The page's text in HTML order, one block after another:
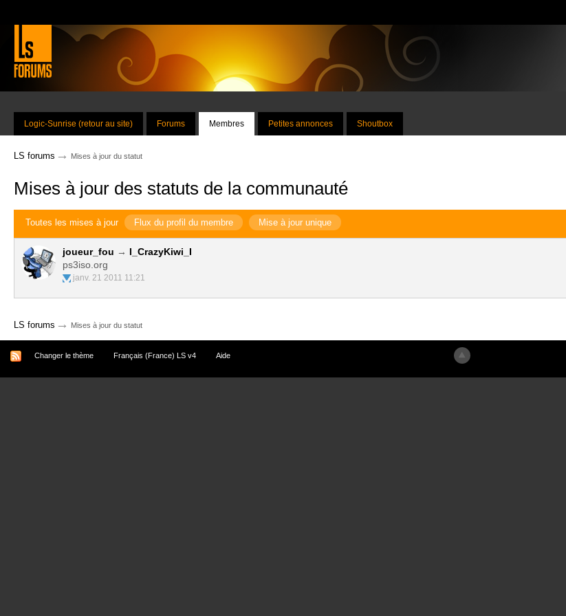
Logic-Sunrise (retour au site) Forums Membres Petites annonces Shoutbox
LS forums → Mises à jour du statut
Mises à jour des statuts de la communauté
Toutes les mises à jour Flux du profil du membre Mise à jour unique
joueur_fou → I_CrazyKiwi_I
ps3iso.org
janv. 21 2011 11:21
LS forums → Mises à jour du statut
Changer le thème Français (France) LS v4 Aide